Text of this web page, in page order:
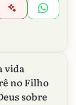
vida
no Filho
sobre